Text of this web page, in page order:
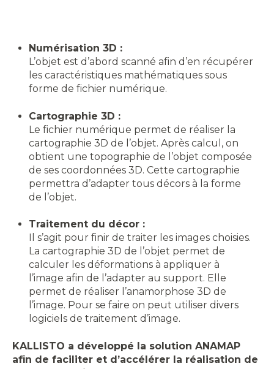
Numérisation 3D :
L’objet est d’abord scanné afin d’en récupérer
les caractéristiques mathématiques sous
forme de fichier numérique.
Cartographie 3D :
Le fichier numérique permet de réaliser la
cartographie 3D de l’objet. Après calcul, on
obtient une topographie de l’objet composée
de ses coordonnées 3D. Cette cartographie
permettra d’adapter tous décors à la forme
de l’objet.
Traitement du décor :
Il s’agit pour finir de traiter les images choisies.
La cartographie 3D de l’objet permet de
calculer les déformations à appliquer à
l’image afin de l’adapter au support. Elle
permet de réaliser l’anamorphose 3D de
l’image. Pour se faire on peut utiliser divers
logiciels de traitement d’image.
KALLISTO a développé la solution ANAMAP
afin de faciliter et d’accélérer la réalisation de